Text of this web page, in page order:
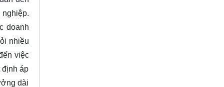
nghiệp.
doanh
nhiều
việc
định áp
dài